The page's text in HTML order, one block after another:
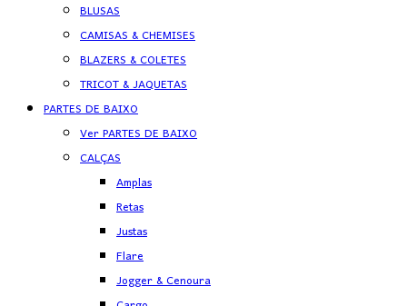
BLUSAS
CAMISAS & CHEMISES
BLAZERS & COLETES
TRICOT & JAQUETAS
PARTES DE BAIXO
Ver PARTES DE BAIXO
CALÇAS
Amplas
Retas
Justas
Flare
Jogger & Cenoura